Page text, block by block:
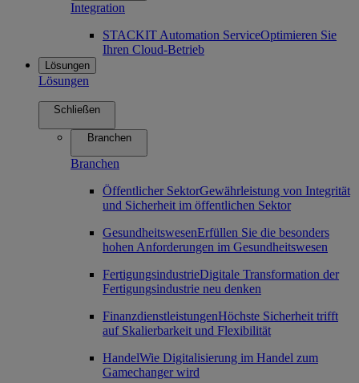
Integration
STACKIT Automation ServiceOptimieren Sie
Ihren Cloud-Betrieb
Lösungen
Lösungen
Schließen
Branchen
Branchen
Öffentlicher SektorGewährleistung von Integrität
und Sicherheit im öffentlichen Sektor
GesundheitswesenErfüllen Sie die besonders
hohen Anforderungen im Gesundheitswesen
FertigungsindustrieDigitale Transformation der
Fertigungsindustrie neu denken
FinanzdienstleistungenHöchste Sicherheit trifft
auf Skalierbarkeit und Flexibilität
HandelWie Digitalisierung im Handel zum
Gamechanger wird